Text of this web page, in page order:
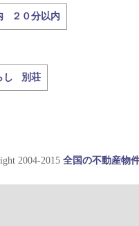
２０分以内
し 別荘
2004-2015 全国の不動産物